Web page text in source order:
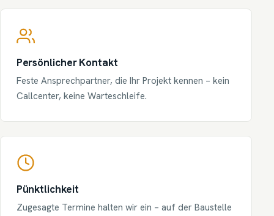
Persönlicher Kontakt
Feste Ansprechpartner, die Ihr Projekt kennen – kein
Callcenter, keine Warteschleife.
Pünktlichkeit
Zugesagte Termine halten wir ein – auf der Baustelle